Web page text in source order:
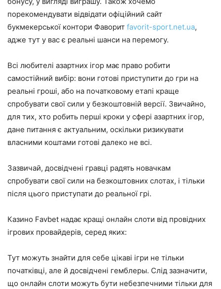
порекомендувати відвідати офіційний сайт
букмекерської контори Фаворит favorit-sport.net.ua,
адже тут у вас є реальні шанси на перемогу.
Всі любителі азартних ігор має право робити
самостійний вибір: вони готові приступити до гри на
реальні гроші, або на початковому етапі краще
спробувати свої сили у безкоштовній версії. Звичайно,
для тих, хто робить перші кроки у сфері азартних ігор,
дане питання є актуальним, оскільки ризикувати
власними коштами готові далеко не всі.
Зазвичай, досвідчені гравці радять новачкам
спробувати свої сили на безкоштовних слотах, і тільки
після цього приступати до реальної грі.
Казино Favbet надає кращі онлайн слоти від провідних
ігрових провайдерів, серед яких:
Тут можуть знайти для себе цікаві ігри не тільки
початківці, але й досвідчені гемблеры. Слід зазначити,
що онлайн слоти можуть бути небезпечними тільки для